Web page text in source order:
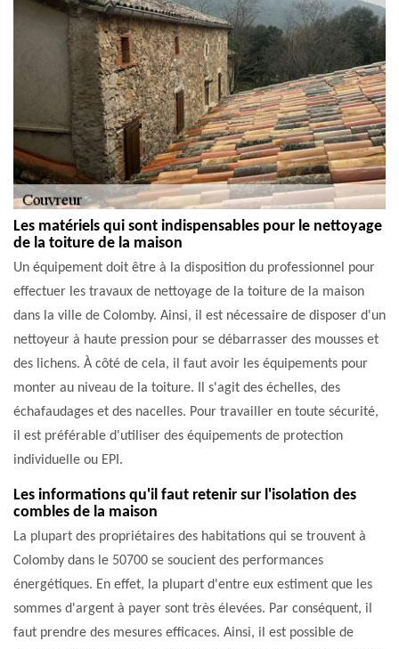
Les matériels qui sont indispensables pour le nettoyage
de la toiture de la maison
Un équipement doit être à la disposition du professionnel pour
effectuer les travaux de nettoyage de la toiture de la maison
dans la ville de Colomby. Ainsi, il est nécessaire de disposer d'un
nettoyeur à haute pression pour se débarrasser des mousses et
des lichens. À côté de cela, il faut avoir les équipements pour
monter au niveau de la toiture. Il s'agit des échelles, des
échafaudages et des nacelles. Pour travailler en toute sécurité,
il est préférable d'utiliser des équipements de protection
individuelle ou EPI.
Les informations qu'il faut retenir sur l'isolation des
combles de la maison
La plupart des propriétaires des habitations qui se trouvent à
Colomby dans le 50700 se soucient des performances
énergétiques. En effet, la plupart d'entre eux estiment que les
sommes d'argent à payer sont très élevées. Par conséquent, il
faut prendre des mesures efficaces. Ainsi, il est possible de